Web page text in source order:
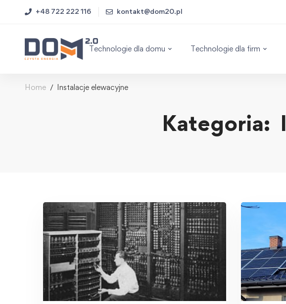
+48 722 222 116 kontakt@dom20.pl
Technologie dla domu Technologie dla firm
Home Instalacje elewacyjne
Kategoria: